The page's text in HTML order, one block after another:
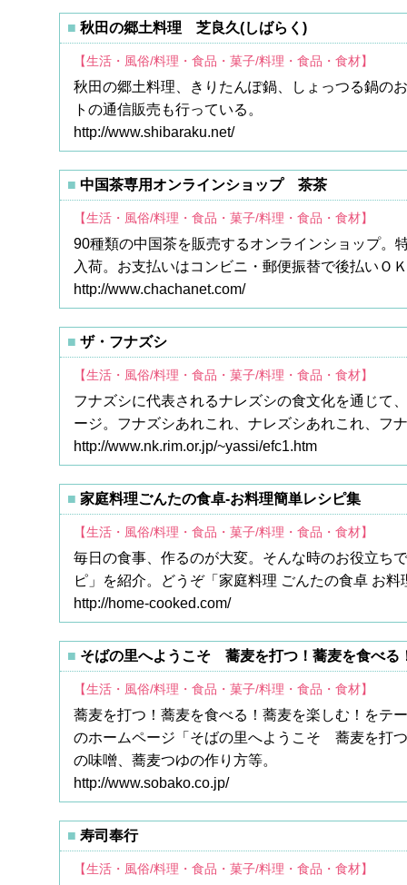
秋田の郷土料理 芝良久(しばらく)
【生活・風俗/料理・食品・菓子/料理・食品・食材】
秋田の郷土料理、きりたんぽ鍋、しょっつる鍋の
トの通信販売も行っている。
http://www.shibaraku.net/
中国茶専用オンラインショップ 茶茶
【生活・風俗/料理・食品・菓子/料理・食品・食材】
90種類の中国茶を販売するオンラインショップ。
入荷。お支払いはコンビニ・郵便振替で後払いＯ
http://www.chachanet.com/
ザ・フナズシ
【生活・風俗/料理・食品・菓子/料理・食品・食材】
フナズシに代表されるナレズシの食文化を通じて
ージ。フナズシあれこれ、ナレズシあれこれ、フ
http://www.nk.rim.or.jp/~yassi/efc1.htm
家庭料理ごんたの食卓-お料理簡単レシピ集
【生活・風俗/料理・食品・菓子/料理・食品・食材】
毎日の食事、作るのが大変。そんな時のお役立ち
ピ」を紹介。どうぞ「家庭料理 ごんたの食卓 お
http://home-cooked.com/
そばの里へようこそ 蕎麦を打つ！蕎麦を食べる
【生活・風俗/料理・食品・菓子/料理・食品・食材】
蕎麦を打つ！蕎麦を食べる！蕎麦を楽しむ！をテ
のホームページ「そばの里へようこそ 蕎麦を打
の味噌、蕎麦つゆの作り方等。
http://www.sobako.co.jp/
寿司奉行
【生活・風俗/料理・食品・菓子/料理・食品・食材】